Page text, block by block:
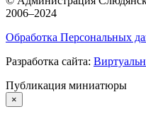
2006–2024
Обработка Персональных
Разработка сайта:
Публикация миниатюры
×